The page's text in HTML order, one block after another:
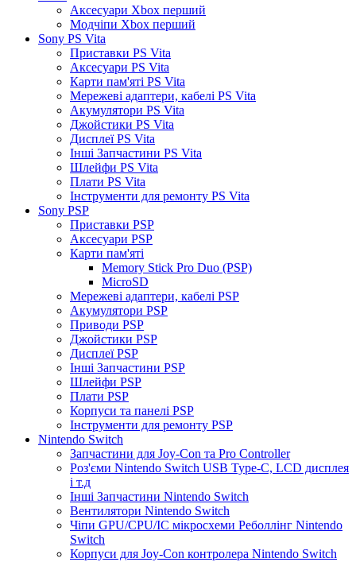
Аксесуари Xbox перший
Модчіпи Xbox перший
Sony PS Vita
Приставки PS Vita
Аксесуари PS Vita
Карти пам'яті PS Vita
Мережеві адаптери, кабелі PS Vita
Акумулятори PS Vita
Джойстики PS Vita
Дисплеї PS Vita
Інші Запчастини PS Vita
Шлейфи PS Vita
Плати PS Vita
Інструменти для ремонту PS Vita
Sony PSP
Приставки PSP
Аксесуари PSP
Карти пам'яті
Memory Stick Pro Duo (PSP)
MicroSD
Мережеві адаптери, кабелі PSP
Акумулятори PSP
Приводи PSP
Джойстики PSP
Дисплеї PSP
Інші Запчастини PSP
Шлейфи PSP
Плати PSP
Корпуси та панелі PSP
Інструменти для ремонту PSP
Nintendo Switch
Запчастини для Joy-Con та Pro Controller
Роз'єми Nintendo Switch USB Type-C, LCD дисплея
і т.д
Інші Запчастини Nintendo Switch
Вентилятори Nintendo Switch
Чіпи GPU/CPU/IC мікросхеми Реболлінг Nintendo
Switch
Корпуси для Joy-Con контролера Nintendo Switch